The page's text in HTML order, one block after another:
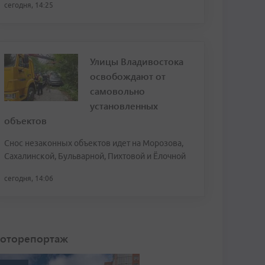
сегодня, 14:25
Улицы Владивостока
освобождают от
самовольно
установленных
объектов
Снос незаконных объектов идет на Морозова,
Сахалинской, Бульварной, Пихтовой и Ёлочной
сегодня, 14:06